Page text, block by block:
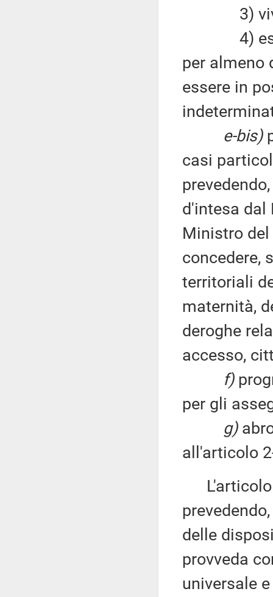
3) vivere
4)
per almeno
essere in
e-bis)
casi
d'intesa dal
Ministro
concedere,
territoriali
maternità,
deroghe
accesso,
f)
per gli
g)
all'articolo
L'articolo
delle
provveda
universale